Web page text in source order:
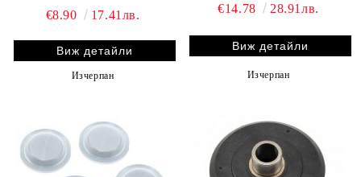
€8.90
17.41лв.
Виж детайли
Изчерпан
€14.78
28.91лв.
Виж детайли
Изчерпан